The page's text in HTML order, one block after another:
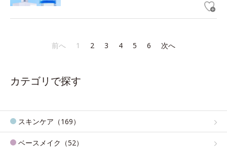
前へ 1 2 3 4 5 6 次へ
カテゴリで探す
スキンケア（169）
ベースメイク（52）